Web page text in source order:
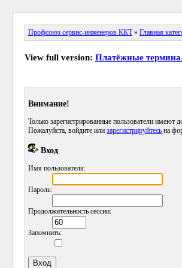
Профсоюз сервис-инженеров ККТ» Главная
View full version: Платёжные
Внимание!
Только зарегистрированные пользователи имеют
Пожалуйста, войдите или зарегистрируйтесь на
Вход
Имя пользователя:
Пароль:
Продолжительность сессии:
Запомнить: